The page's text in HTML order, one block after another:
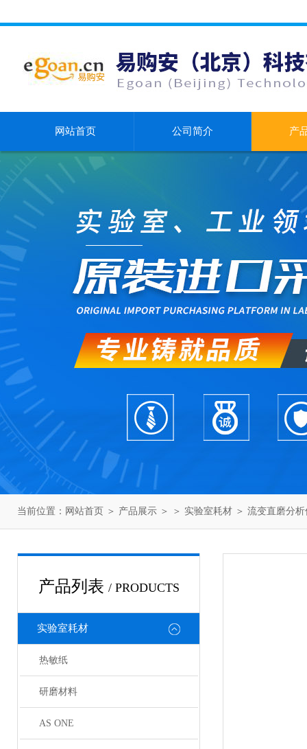
网站首页 公司简介 产
当前位置： 网站首页 ＞ 产品展示 ＞ ＞ 实验室耗材 ＞ 流变直磨分析
产品列表 / PRODUCTS
实验室耗材
热敏纸
研磨材料
AS ONE